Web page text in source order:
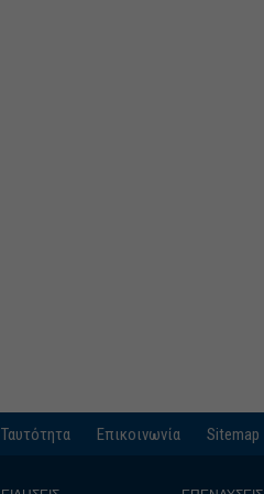
Ταυτότητα Επικοινωνία Sitemap